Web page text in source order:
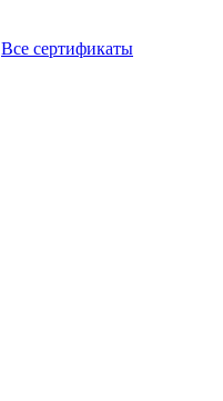
Все сертификаты